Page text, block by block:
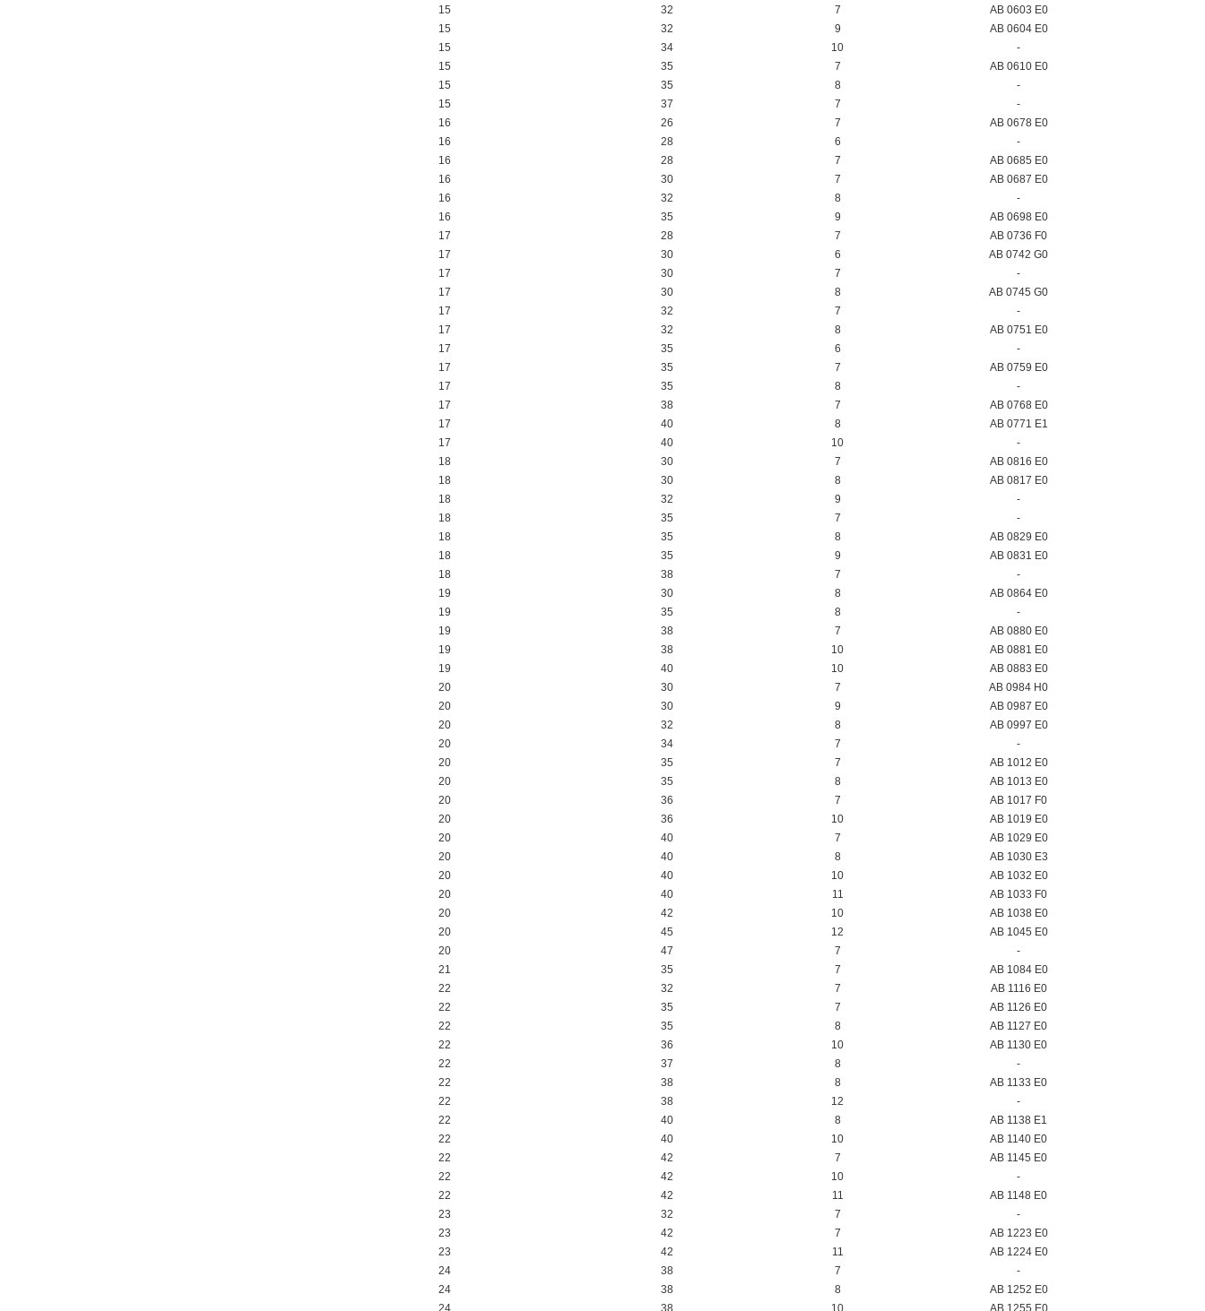
15
32 7
AB 0603 E0
15
32 9
AB 0604 E0
15
34 10
-
15
35 7
AB 0610 E0
15
35 8
-
15
37 7
-
16
26 7
AB 0678 E0
16
28 6
-
16
28 7
AB 0685 E0
16
30 7
AB 0687 E0
16
32 8
-
16
35 9
AB 0698 E0
17
28 7
AB 0736 F0
17
30 6
AB 0742 G0
17
30 7
-
17
30 8
AB 0745 G0
17
32 7
-
17
32 8
AB 0751 E0
17
35 6
-
17
35 7
AB 0759 E0
17
35 8
-
17
38 7
AB 0768 E0
17
40 8
AB 0771 E1
17
40 10
-
18
30 7
AB 0816 E0
18
30 8
AB 0817 E0
18
32 9
-
18
35 7
-
18
35 8
AB 0829 E0
18
35 9
AB 0831 E0
18
38 7
-
19
30 8
AB 0864 E0
19
35 8
-
19
38 7
AB 0880 E0
19
38 10
AB 0881 E0
19
40 10
AB 0883 E0
20
30 7
AB 0984 H0
20
30 9
AB 0987 E0
20
32 8
AB 0997 E0
20
34 7
-
20
35 7
AB 1012 E0
20
35 8
AB 1013 E0
20
36 7
AB 1017 F0
20
36 10
AB 1019 E0
20
40 7
AB 1029 E0
20
40 8
AB 1030 E3
20
40 10
AB 1032 E0
20
40 11
AB 1033 F0
20
42 10
AB 1038 E0
20
45 12
AB 1045 E0
20
47 7
-
21
35 7
AB 1084 E0
22
32 7
AB 1116 E0
22
35 7
AB 1126 E0
22
35 8
AB 1127 E0
22
36 10
AB 1130 E0
22
37 8
-
22
38 8
AB 1133 E0
22
38 12
-
22
40 8
AB 1138 E1
22
40 10
AB 1140 E0
22
42 7
AB 1145 E0
22
42 10
-
22
42 11
AB 1148 E0
23
32 7
-
23
42 7
AB 1223 E0
23
42 11
AB 1224 E0
24
38 7
-
24
38 8
AB 1252 E0
24
38 10 AB 1255 E0